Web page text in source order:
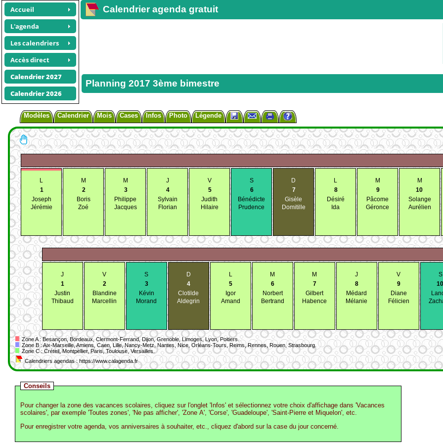
Accueil
L'agenda
Les calendriers
Accès direct
Calendrier 2027
Calendrier 2026
Calendrier agenda gratuit
Planning 2017 3ème bimestre
Modèles Calendrier Mois Cases Infos Photo Légende
L
1
Joseph
Jérémie
M
2
Boris
Zoé
M
3
Philippe
Jacques
J
4
Sylvain
Florian
V
5
Judith
Hilaire
S
6
Bénédicte
Prudence
D
7
Gisèle
Domitille
L
8
Désiré
Ida
M
9
Pâcome
Géronce
M
10
Solange
Aurélien
J
1
Justin
Thibaud
V
2
Blandine
Marcellin
S
3
Kévin
Morand
D
4
Clotilde
Aldegrin
L
5
Igor
Amand
M
6
Norbert
Bertrand
M
7
Gilbert
Habence
J
8
Médard
Mélanie
V
9
Diane
Félicien
S
10
Zone A : Besançon, Bordeaux, Clermont-Ferrand, Dijon, Grenoble, Limoges, Lyon, Poitiers.
Zone B : Aix-Marseille, Amiens, Caen, Lille, Nancy-Metz, Nantes, Nice, Orléans-Tours, Reims, Rennes, Rouen, Strasbourg.
Zone C : Créteil, Montpellier, Paris, Toulouse, Versailles.
Calendriers agendas : https://www.calagenda.fr
Conseils
Pour changer la zone des vacances scolaires, cliquez sur l'onglet 'Infos' et sélectionnez votre choix d'affichage dans 'Vacances
scolaires', par exemple 'Toutes zones', 'Ne pas afficher', 'Zone A', 'Corse', 'Guadeloupe', 'Saint-Pierre et Miquelon', etc.
Pour enregistrer votre agenda, vos anniversaires à souhaiter, etc., cliquez d'abord sur la case du jour concerné.